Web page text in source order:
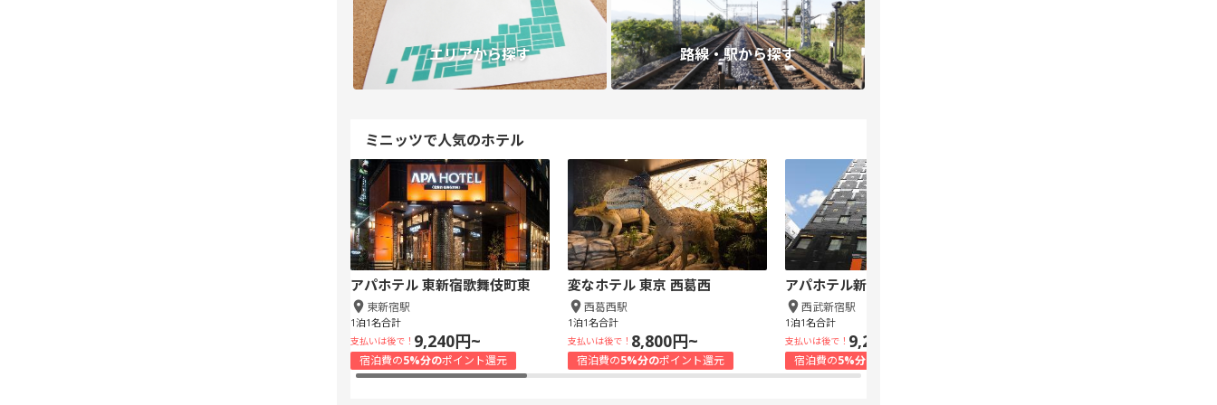
エリアから探す 路線・駅から探す
ミニッツで人気のホテル
アパホテル 東新宿歌舞伎町東
東新宿駅
1泊1名合計
支払いは後で！ 9,240円~
宿泊費の5%分のポイント還元
変なホテル 東京 西葛西
西葛西駅
1泊1名合計
支払いは後で！ 8,800円~
宿泊費の5%分のポイント還元
アパホテル新宿 歌舞伎町中央
西武新宿駅
1泊1名合計
支払いは後で！ 9,240円~
宿泊費の5%分の